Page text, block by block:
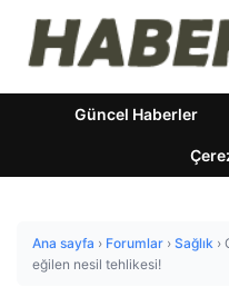
Güncel Haberler
Ana sayfa › Forumlar › Sağlık ›
eğilen nesil tehlikesi!